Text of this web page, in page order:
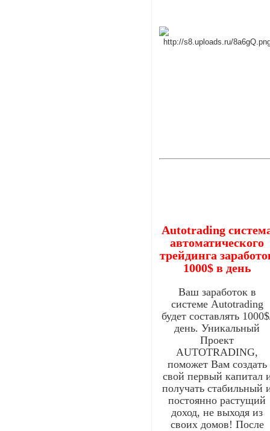
Autotrading
автоматического
трейдинга
1000$ в день
Ваш заработок в
системе Autotrading
будет составлять
день. Уникальный
Проект
AUTOTRADING,
поможет Вам создать
свой первый капитал
получать стабильный
постоянно растущий
доход, не выходя из
своих домов! После